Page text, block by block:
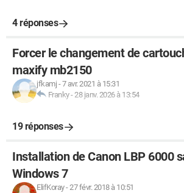
4 réponses
Forcer le changement de
maxify mb2150
jfkamj -7 avr. 2021 à 15:31
Franky-28 janv. 2026 à 13:54
19 réponses
Installation de Canon LBP 6000
Windows 7
ElifKoray-27 févr. 2018 à 10:51